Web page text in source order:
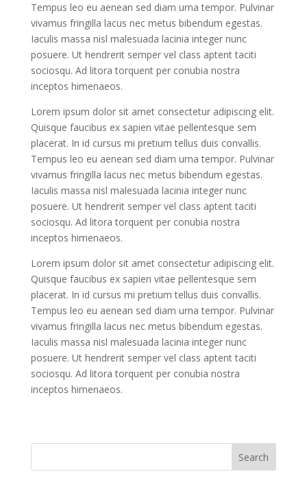
Tempus leo eu aenean sed diam urna tempor. Pulvinar
vivamus fringilla lacus nec metus bibendum egestas.
Iaculis massa nisl malesuada lacinia integer nunc
posuere. Ut hendrerit semper vel class aptent taciti
sociosqu. Ad litora torquent per conubia nostra
inceptos himenaeos.
Lorem ipsum dolor sit amet consectetur adipiscing elit.
Quisque faucibus ex sapien vitae pellentesque sem
placerat. In id cursus mi pretium tellus duis convallis.
Tempus leo eu aenean sed diam urna tempor. Pulvinar
vivamus fringilla lacus nec metus bibendum egestas.
Iaculis massa nisl malesuada lacinia integer nunc
posuere. Ut hendrerit semper vel class aptent taciti
sociosqu. Ad litora torquent per conubia nostra
inceptos himenaeos.
Lorem ipsum dolor sit amet consectetur adipiscing elit.
Quisque faucibus ex sapien vitae pellentesque sem
placerat. In id cursus mi pretium tellus duis convallis.
Tempus leo eu aenean sed diam urna tempor. Pulvinar
vivamus fringilla lacus nec metus bibendum egestas.
Iaculis massa nisl malesuada lacinia integer nunc
posuere. Ut hendrerit semper vel class aptent taciti
sociosqu. Ad litora torquent per conubia nostra
inceptos himenaeos.